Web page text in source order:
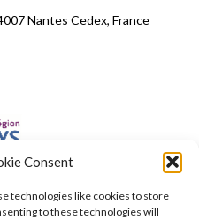
Consent
technologies like cookies to store
to these technologies will
Nantes Cedex, France